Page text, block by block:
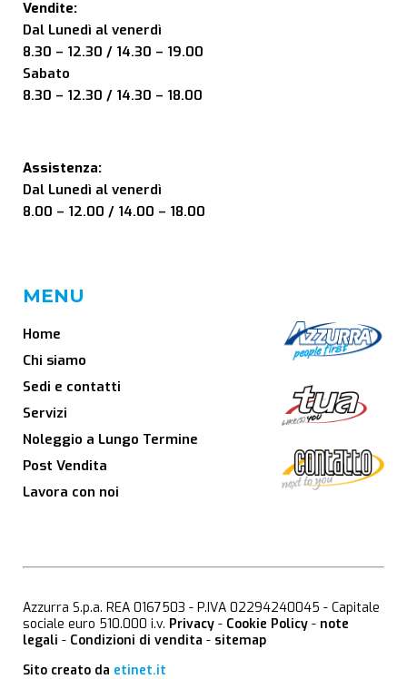
Vendite:
Dal Lunedì al venerdì
8.30 – 12.30 / 14.30 – 19.00
Sabato
8.30 – 12.30 / 14.30 – 18.00
Assistenza:
Dal Lunedì al venerdì
8.00 – 12.00 / 14.00 – 18.00
MENU
Home
Chi siamo
Sedi e contatti
Servizi
Noleggio a Lungo Termine
Post Vendita
Lavora con noi
Azzurra S.p.a. REA 0167503 - P.IVA 02294240045 - Capitale
sociale euro 510.000 i.v. Privacy - Cookie Policy - note
legali - Condizioni di vendita - sitemap
Sito creato da etinet.it